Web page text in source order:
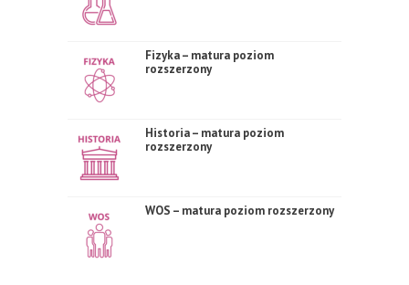
Fizyka – matura poziom
rozszerzony
Historia – matura poziom
rozszerzony
WOS – matura poziom rozszerzony